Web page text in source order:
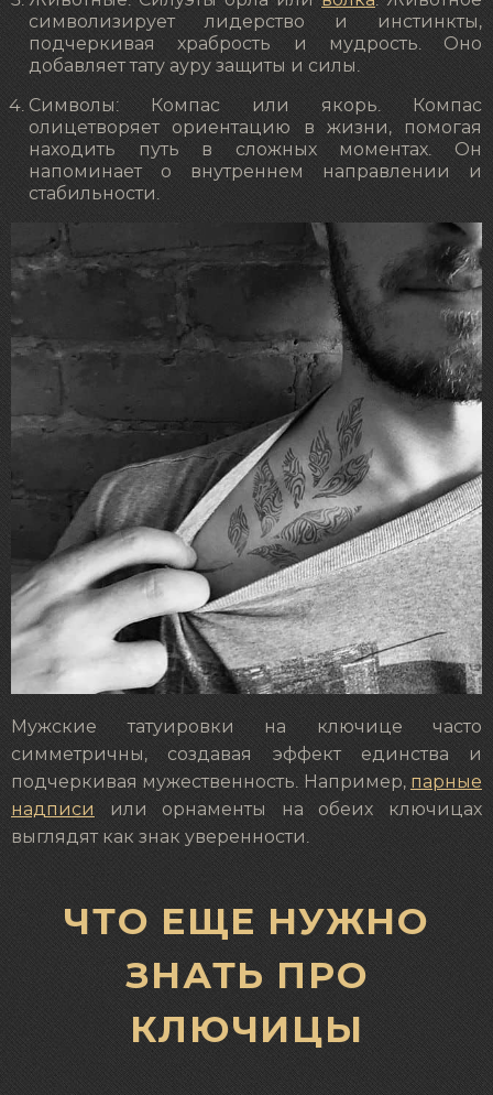
символизирует лидерство и инстинкты,
подчеркивая храбрость и мудрость. Оно
добавляет тату ауру защиты и силы.
Символы: Компас или якорь. Компас
олицетворяет ориентацию в жизни, помогая
находить путь в сложных моментах. Он
напоминает о внутреннем направлении и
стабильности.
Мужские татуировки на ключице часто
симметричны, создавая эффект единства и
подчеркивая мужественность. Например, парные
надписи
или орнаменты на обеих ключицах
выглядят как знак уверенности.
ЧТО ЕЩЕ НУЖНО
ЗНАТЬ ПРО
КЛЮЧИЦЫ